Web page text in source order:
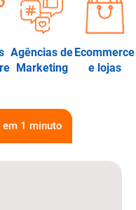
Agências de
Marketing
Ecommerce
e lojas
em 1 minuto